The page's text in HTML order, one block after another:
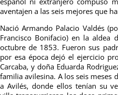
aventajen a las seis mejores que
Nació Armando Palacio Valdés
Francisco Bonifacio) en la aldea
octubre de 1853. Fueron sus
por esa época dejó el ejercicio
Carcaba, y doña Eduarda
familia avilesina. A los seis meses
a Avilés, donde ellos tenían su